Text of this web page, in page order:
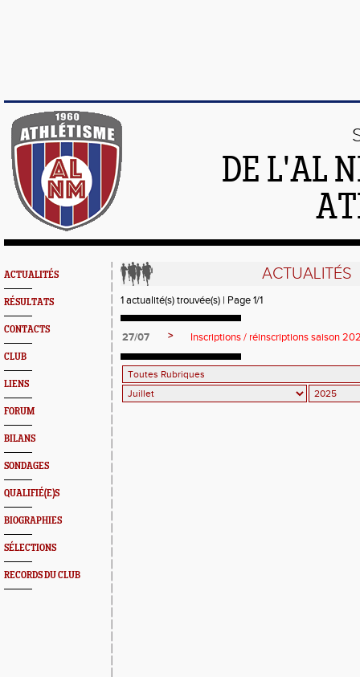
DE L'AL
ACTUALITÉS
RÉSULTATS
CONTACTS
CLUB
LIENS
FORUM
BILANS
SONDAGES
QUALIFIÉ(E)S
BIOGRAPHIES
SÉLECTIONS
RECORDS DU CLUB
ACTUALITÉS
1 actualité(s) trouvée(s) | Page 1/1
27/07 > Inscriptions / réinscriptions saison